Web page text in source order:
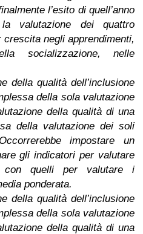
l’esito di quell’anno
valutazione dei quattro
negli apprendimenti,
socializzazione, nelle
della qualità dell’inclusione
della sola valutazione
della qualità di una
della valutazione dei soli
impostare un
gli indicatori per valutare
quelli per valutare i
ponderata.
della qualità dell’inclusione
della sola valutazione
della qualità di una